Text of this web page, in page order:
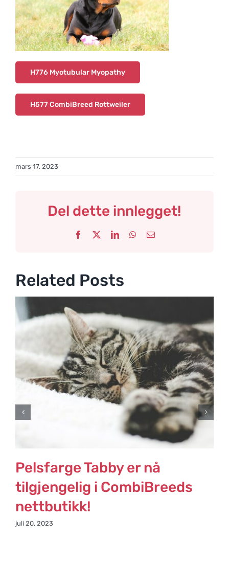
H776 Myotubular Myopathy
H577 CombiBreed Rottweiler
mars 17, 2023
Del dette innlegget!
Facebook LinkedInWhatsApp
Email
Related Posts
Pelsfarge Tabby er nå
tilgjengelig i CombiBreeds
nettbutikk!
juli 20, 2023